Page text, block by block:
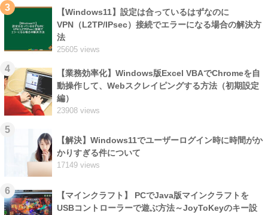
3
【Windows11】設定は合っているはずなのに
VPN（L2TP/IPsec）接続でエラーになる場合の解決方
法
25605 views
4
【業務効率化】Windows版Excel VBAでChromeを自
動操作して、Webスクレイピングする方法（初期設定
編）
23908 views
5
【解決】Windows11でユーザーログイン時に時間がか
かりすぎる件について
17149 views
6
【マインクラフト】 PCでJava版マインクラフトを
USBコントローラーで遊ぶ方法～JoyToKeyのキー設